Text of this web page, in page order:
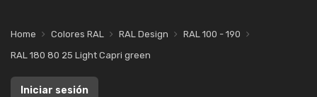
Home Colores RAL RAL Design
RAL 100 - 190
RAL 180 80 25 Light Capri green
Iniciar sesión